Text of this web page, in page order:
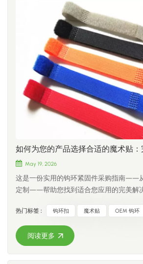
贴就能很好地完成任务。合适的材料取决
技术要求。 UL 94 V-2 比标准钩环更好吗
劣。对于一般应用而言，标准材料通常更
V-2材料则适用于需要特定阻燃等级的项
标准材料和UL 94 V-2材料吗？是的。我们
以便客户可以根据其应用、性能要求和预
方案。 我如何知道哪种材料适合我的项目
业标准、客户规格以及是否需要阻燃性能
定，我们的团队可以帮助您选择最合适的
格的国际标准，例如 UL 94（电子产品）或
空）。 最佳应用： 飞机和航空航天产品
系统、军用装备和消防服。 结论：购买阻
的不仅仅是材料，而是法规遵从性和责任
龙：高频使用的理想之选 如果您的产品需
次反复开合而不失去抓力的紧固件，那么
佳选择。尼龙（聚酰胺）具有极佳的聚合
意味着钩子不会变形，环扣也不容易磨损
可达 5,000 至 10,000 次以上，性能衰减极
龙适用于需要高频开合循环的应用，例如
运动器材和高档服装。由于纯尼龙质地柔
因此也是婴儿用品（尿布、睡袋）的首选
儿娇嫩的皮肤。 3. 混纺（尼龙/涤纶）：
在纠结是追求卓越的耐用性还是预算有限
完美地兼顾了这两点。它融合了尼龙的高
比，打造出用途广泛的紧固工具。 寿命
用产品，包括休闲鞋、背包、行李箱和家
100%涤纶通常被认为是“经济型”选择，但
巨大的天然优势：极低的吸水性和卓越的
如何为您的产品选择合适的魔术贴
May 19, 2026
这是一份实用的钩环紧固件采购指南——
定制——帮助您找到适合您应用的完美解
用来固定自制蚊帐。但并非所有魔术贴都
致粘合力差、过早磨损，甚至产品失效。
产钩环产品已有25余年。我们每天都帮助
和产品设计师找到量身定制的紧固解决方
热门标签 : 钩环扣 魔术贴 OEM 钩环
阅读更多